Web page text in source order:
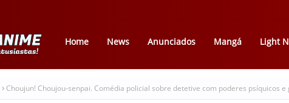
Home News Anunciados Mangá Light
Choujun! Choujou-senpai. Comédia policial sobre detetive com poderes psíquicos